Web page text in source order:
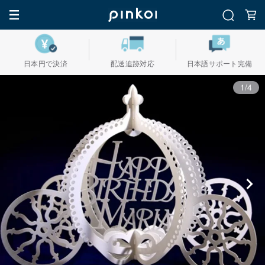
日本円で決済 配送追跡対応 日本語サポート完備
1/4